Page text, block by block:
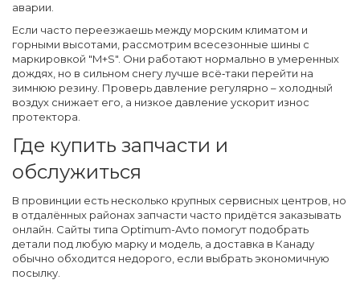
аварии.
Если часто переезжаешь между морским климатом и
горными высотами, рассмотрим всесезонные шины с
маркировкой "M+S". Они работают нормально в умеренных
дождях, но в сильном снегу лучше всё‑таки перейти на
зимнюю резину. Проверь давление регулярно – холодный
воздух снижает его, а низкое давление ускорит износ
протектора.
Где купить запчасти и
обслужиться
В провинции есть несколько крупных сервисных центров, но
в отдалённых районах запчасти часто придётся заказывать
онлайн. Сайты типа Optimum-Avto помогут подобрать
детали под любую марку и модель, а доставка в Канаду
обычно обходится недорого, если выбрать экономичную
посылку.